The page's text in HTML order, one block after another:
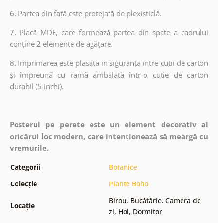
6. Partea din față este protejată de plexisticlă.
7. Placă MDF, care formează partea din spate a cadrului
conține 2 elemente de agățare.
8. Imprimarea este plasată în siguranță între cutii de carton
și împreună cu ramă ambalată într-o cutie de carton
durabil (5 inchi).
Posterul pe perete este un element decorativ al
oricărui loc modern, care intenționează să meargă cu
vremurile.
Categorii
Botanice
Colecție
Plante Boho
Locație
Birou, Bucătărie, Camera de
zi, Hol, Dormitor